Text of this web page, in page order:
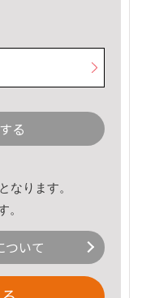
る
なります。
。
ついて